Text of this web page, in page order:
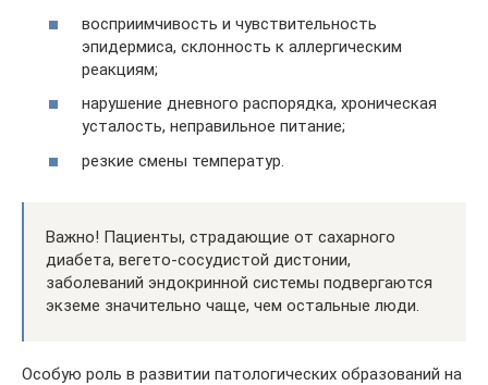
восприимчивость и чувствительность
эпидермиса, склонность к аллергическим
реакциям;
нарушение дневного распорядка, хроническая
усталость, неправильное питание;
резкие смены температур.
Важно! Пациенты, страдающие от сахарного
диабета, вегето-сосудистой дистонии,
заболеваний эндокринной системы подвергаются
экземе значительно чаще, чем остальные люди.
Особую роль в развитии патологических образований на